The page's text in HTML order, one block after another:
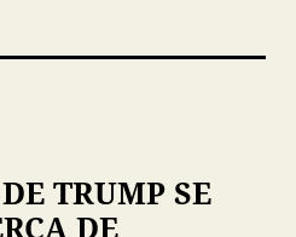
TRUMP SE
DE